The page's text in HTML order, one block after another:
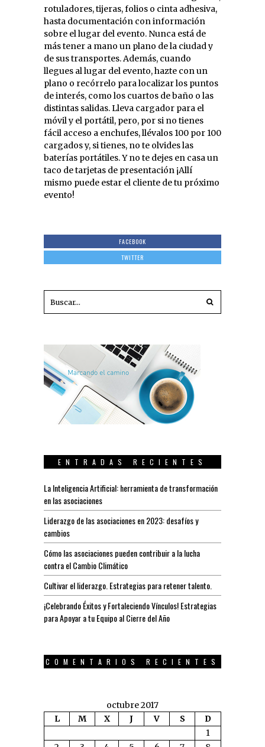
rotuladores, tijeras, folios o cinta adhesiva,
hasta documentación con información
sobre el lugar del evento. Nunca está de
más tener a mano un plano de la ciudad y
de sus transportes. Además, cuando
llegues al lugar del evento, hazte con un
plano o recórrelo para localizar los puntos
de interés, como los cuartos de baño o las
distintas salidas. Lleva cargador para el
móvil y el portátil, pero, por si no tienes
fácil acceso a enchufes, llévalos 100 por 100
cargados y, si tienes, no te olvides las
baterías portátiles. Y no te dejes en casa un
taco de tarjetas de presentación ¡Allí
mismo puede estar el cliente de tu próximo
evento!
FACEBOOK
TWITTER
ENTRADAS RECIENTES
La Inteligencia Artificial: herramienta de transformación
en las asociaciones
Liderazgo de las asociaciones en 2023: desafíos y
cambios
Cómo las asociaciones pueden contribuir a la lucha
contra el Cambio Climático
Cultivar el liderazgo. Estrategias para retener talento.
¡Celebrando Éxitos y Fortaleciendo Vínculos! Estrategias
para Apoyar a tu Equipo al Cierre del Año
COMENTARIOS RECIENTES
octubre 2017
L
M X J V S D
1